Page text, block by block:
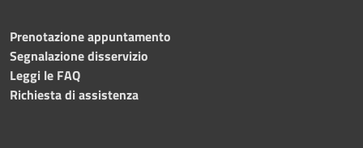
Prenotazione appuntamento
Segnalazione disservizio
Leggi le FAQ
Richiesta di assistenza